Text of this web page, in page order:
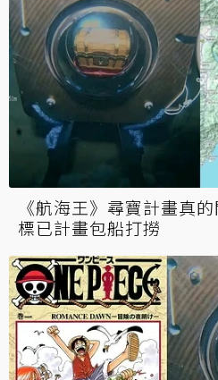
《航海王》尋寶計畫真
標已計畫包船打撈